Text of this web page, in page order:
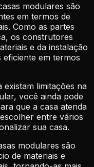
modulares são
em termos de
Como as partes
os construtores
e da instalação
eficiente em termos
limitações na
você ainda pode
que a casa atenda
entre vários
sua casa.
modulares são
de materiais e